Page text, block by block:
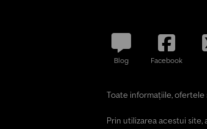
Blog Facebook
Toate informațiile,
Prin utilizarea acestui site,